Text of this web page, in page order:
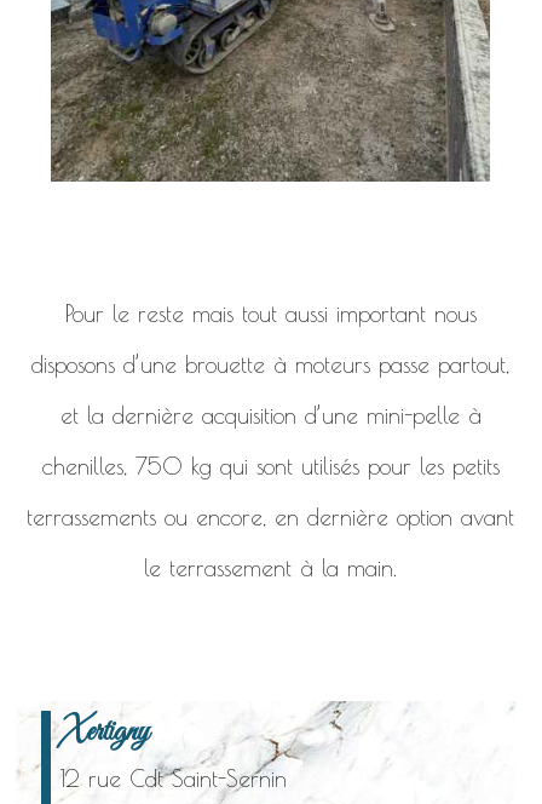
Pour le reste mais tout aussi important nous
disposons d’une brouette à moteurs passe partout,
et la dernière acquisition d’une mini-pelle à
chenilles, 750 kg qui sont utilisés pour les petits
terrassements ou encore, en dernière option avant
le terrassement à la main.
Xertigny
12 rue Cdt Saint-Sernin